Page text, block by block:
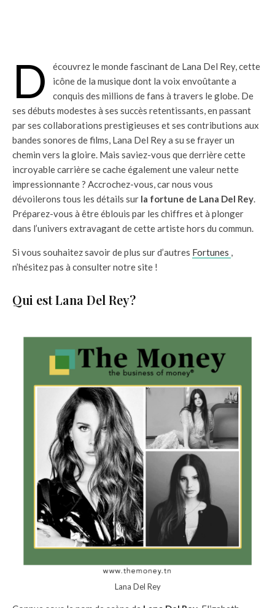
D
écouvrez le monde fascinant de Lana Del Rey, cette
icône de la musique dont la voix envoûtante a
conquis des millions de fans à travers le globe. De
ses débuts modestes à ses succès retentissants, en passant
par ses collaborations prestigieuses et ses contributions aux
bandes sonores de films, Lana Del Rey a su se frayer un
chemin vers la gloire. Mais saviez-vous que derrière cette
incroyable carrière se cache également une valeur nette
impressionnante ? Accrochez-vous, car nous vous
dévoilerons tous les détails sur la fortune de Lana Del Rey.
Préparez-vous à être éblouis par les chiffres et à plonger
dans l’univers extravagant de cette artiste hors du commun.
Si vous souhaitez savoir de plus sur d’autres Fortunes ,
n’hésitez pas à consulter notre site !
Qui est Lana Del Rey?
Lana Del Rey